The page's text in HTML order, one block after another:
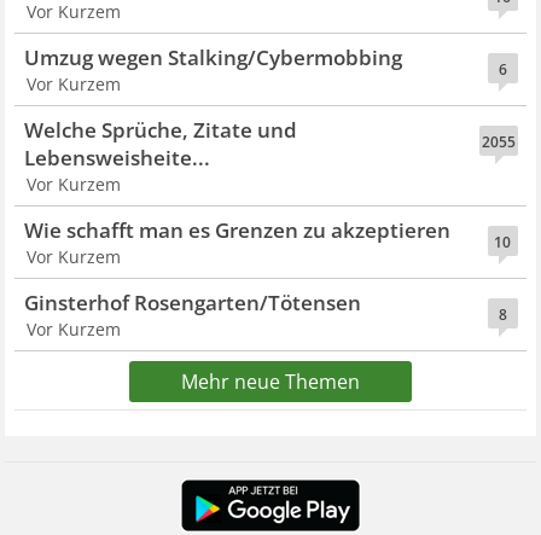
Vor Kurzem
6
Umzug wegen Stalking/Cybermobbing
Vor Kurzem
2055
Welche Sprüche, Zitate und
Lebensweisheite...
Vor Kurzem
10
Wie schafft man es Grenzen zu akzeptieren
Vor Kurzem
8
Ginsterhof Rosengarten/Tötensen
Vor Kurzem
Mehr neue Themen